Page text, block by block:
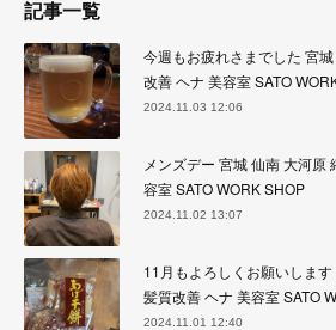
記事一覧
今週もお疲れさまでした 宮
改善 ヘナ 美容室 SATO
2024.11.03 12:06
メンズデー 宮城 仙南 大河原
容室 SATO WORK SHOP
2024.11.02 13:07
11月もよろしくお願いしま
髪質改善 ヘナ 美容室 SATO
2024.11.01 12:40